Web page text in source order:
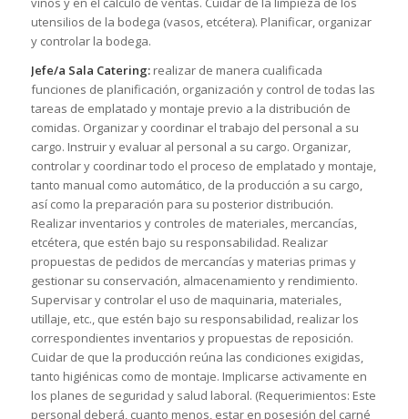
utensilios de la bodega (vasos, etcétera). Planificar, organizar
y controlar la bodega.
Jefe/a Sala Catering:realizar de manera cualificada
funciones de planificación, organización y control de todas las
tareas de emplatado y montaje previo a la distribución de
comidas. Organizar y coordinar el trabajo del personal a su
cargo. Instruir y evaluar al personal a su cargo. Organizar,
controlar y coordinar todo el proceso de emplatado y montaje,
tanto manual como automático, de la producción a su cargo,
así como la preparación para su posterior distribución.
Realizar inventarios y controles de materiales, mercancías,
etcétera, que estén bajo su responsabilidad. Realizar
propuestas de pedidos de mercancías y materias primas y
gestionar su conservación, almacenamiento y rendimiento.
Supervisar y controlar el uso de maquinaria, materiales,
utillaje, etc., que estén bajo su responsabilidad, realizar los
correspondientes inventarios y propuestas de reposición.
Cuidar de que la producción reúna las condiciones exigidas,
tanto higiénicas como de montaje. Implicarse activamente en
los planes de seguridad y salud laboral. (Requerimientos: Este
personal deberá, cuanto menos, estar en posesión del carné